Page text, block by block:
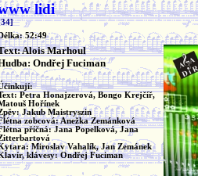
lidi
52:49
Alois Marhoul
Ondřej Fuciman
Petra Honajzerová, Bongo Krejčíř,
Hořínek
Jakub Maistryszin
zobcová: Anežka Zemánková
příčná: Jana Popelková, Jana
Miroslav Vahalík, Jan Zemánek
klávesy: Ondřej Fuciman